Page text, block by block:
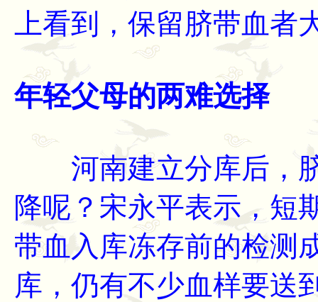
上看到，保留脐带血者
年轻父母的两难选择
河南建立分库后，脐
降呢？宋永平表示，短
带血入库冻存前的检测
库，仍有不少血样要送